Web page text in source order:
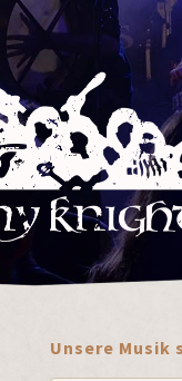
Unsere